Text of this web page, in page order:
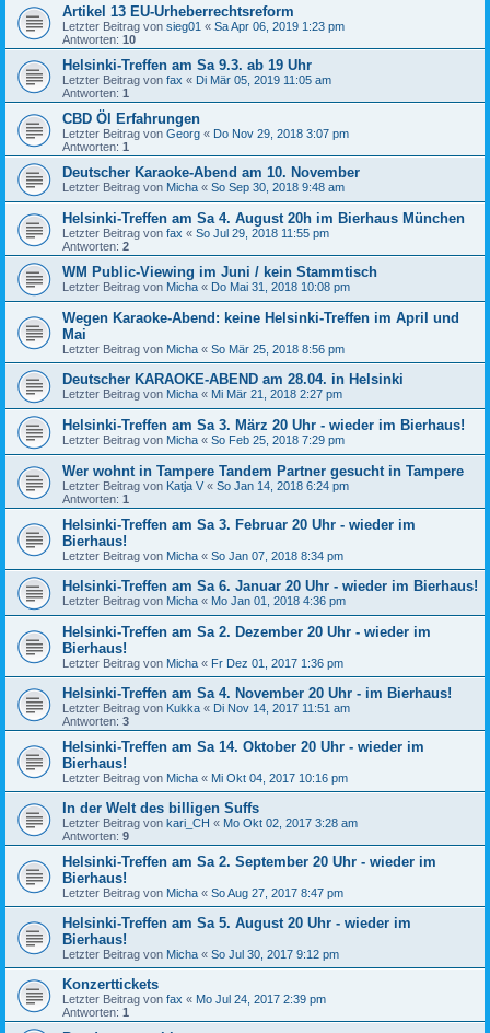
Artikel 13 EU-Urheberrechtsreform
Letzter Beitrag von sieg01 « Sa Apr 06, 2019 1:23 pm
Antworten: 10
Helsinki-Treffen am Sa 9.3. ab 19 Uhr
Letzter Beitrag von fax « Di Mär 05, 2019 11:05 am
Antworten: 1
CBD Öl Erfahrungen
Letzter Beitrag von Georg « Do Nov 29, 2018 3:07 pm
Antworten: 1
Deutscher Karaoke-Abend am 10. November
Letzter Beitrag von Micha « So Sep 30, 2018 9:48 am
Helsinki-Treffen am Sa 4. August 20h im Bierhaus München
Letzter Beitrag von fax « So Jul 29, 2018 11:55 pm
Antworten: 2
WM Public-Viewing im Juni / kein Stammtisch
Letzter Beitrag von Micha « Do Mai 31, 2018 10:08 pm
Wegen Karaoke-Abend: keine Helsinki-Treffen im April und
Mai
Letzter Beitrag von Micha « So Mär 25, 2018 8:56 pm
Deutscher KARAOKE-ABEND am 28.04. in Helsinki
Letzter Beitrag von Micha « Mi Mär 21, 2018 2:27 pm
Helsinki-Treffen am Sa 3. März 20 Uhr - wieder im Bierhaus!
Letzter Beitrag von Micha « So Feb 25, 2018 7:29 pm
Wer wohnt in Tampere Tandem Partner gesucht in Tampere
Letzter Beitrag von Katja V « So Jan 14, 2018 6:24 pm
Antworten: 1
Helsinki-Treffen am Sa 3. Februar 20 Uhr - wieder im
Bierhaus!
Letzter Beitrag von Micha « So Jan 07, 2018 8:34 pm
Helsinki-Treffen am Sa 6. Januar 20 Uhr - wieder im Bierhaus!
Letzter Beitrag von Micha « Mo Jan 01, 2018 4:36 pm
Helsinki-Treffen am Sa 2. Dezember 20 Uhr - wieder im
Bierhaus!
Letzter Beitrag von Micha « Fr Dez 01, 2017 1:36 pm
Helsinki-Treffen am Sa 4. November 20 Uhr - im Bierhaus!
Letzter Beitrag von Kukka « Di Nov 14, 2017 11:51 am
Antworten: 3
Helsinki-Treffen am Sa 14. Oktober 20 Uhr - wieder im
Bierhaus!
Letzter Beitrag von Micha « Mi Okt 04, 2017 10:16 pm
In der Welt des billigen Suffs
Letzter Beitrag von kari_CH « Mo Okt 02, 2017 3:28 am
Antworten: 9
Helsinki-Treffen am Sa 2. September 20 Uhr - wieder im
Bierhaus!
Letzter Beitrag von Micha « So Aug 27, 2017 8:47 pm
Helsinki-Treffen am Sa 5. August 20 Uhr - wieder im
Bierhaus!
Letzter Beitrag von Micha « So Jul 30, 2017 9:12 pm
Konzerttickets
Letzter Beitrag von fax « Mo Jul 24, 2017 2:39 pm
Antworten: 1